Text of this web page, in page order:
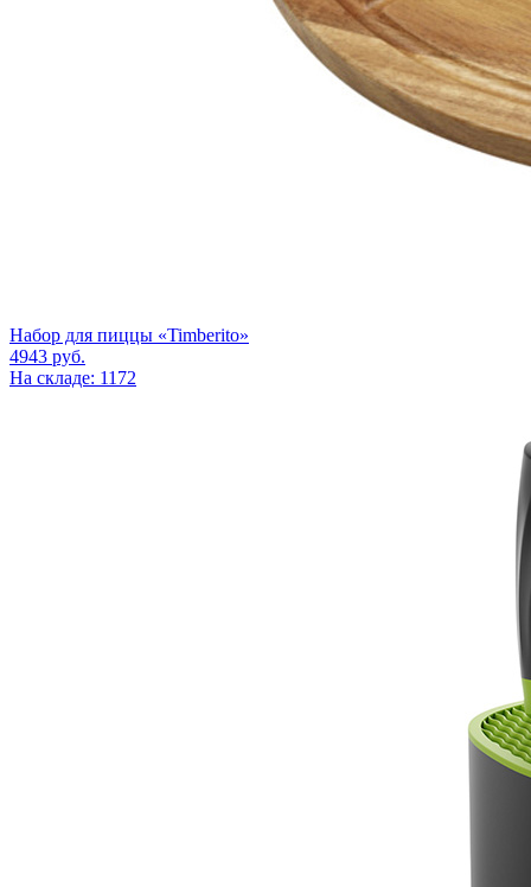
Набор для пиццы «Timberito»
4943 руб.
На складе: 1172